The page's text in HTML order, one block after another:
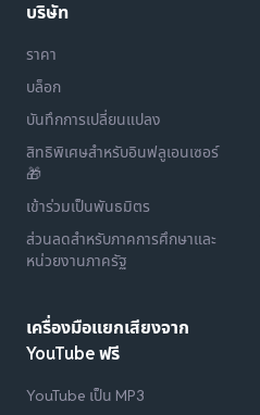
บริษัท
ราคา
บล็อก
บันทึกการเปลี่ยนแปลง
สิทธิพิเศษสำหรับอินฟลูเอนเซอร์
🎁
เข้าร่วมเป็นพันธมิตร
ส่วนลดสำหรับภาคการศึกษาและ
หน่วยงานภาครัฐ
เครื่องมือแยกเสียงจาก
YouTube ฟรี
YouTube เป็น MP3